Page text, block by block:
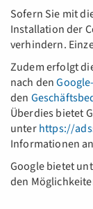
Sofern Sie mit
Installation der
verhindern.
Zudem erfolgt
nach den
den
Überdies bietet
unterhttps://
Informationen
Google bietet
den